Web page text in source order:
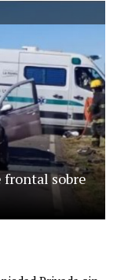
frontal sobre